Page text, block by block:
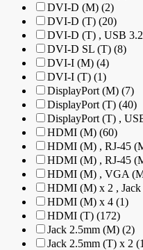
DVI-D (M) (2)
DVI-D (T) (20)
DVI-D (T) , USB 3.2
DVI-D SL (T) (8)
DVI-I (M) (4)
DVI-I (T) (1)
DisplayPort (M) (7)
DisplayPort (T) (40)
DisplayPort (T) ,
HDMI (M) (60)
HDMI (M) , RJ-45
HDMI (M) , RJ-45
HDMI (M) , VGA
HDMI (M) x 2 ,
HDMI (M) x 4 (1)
HDMI (T) (172)
Jack 2.5mm (M) (2)
Jack 2.5mm (T) x 2